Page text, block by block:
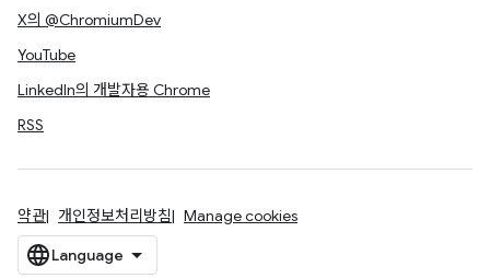
X의 @ChromiumDev
YouTube
LinkedIn의 개발자용 Chrome
RSS
약관 개인정보처리방침 Manage cookies